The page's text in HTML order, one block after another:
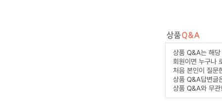
상품 Q&A는 해당
회원이면 누구나
처음 본인이 질문
상품 Q&A답변글
상품 Q&A와 무